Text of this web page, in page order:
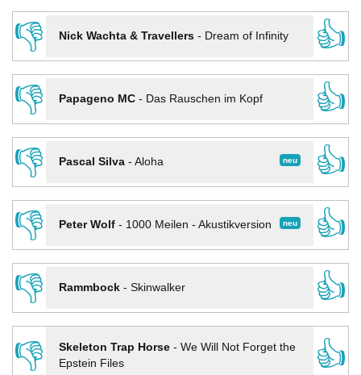
👎
Nick Wachta & Travellers- Dream of Infinity
👍
👎
Papageno MC- Das Rauschen im Kopf
👍
👎
neu
Pascal Silva- Aloha
👍
👎
neu
Peter Wolf- 1000 Meilen - Akustikversion
👍
👎
Rammbock- Skinwalker
👍
👎
Skeleton Trap Horse- We Will Not Forget the
Epstein Files
👍